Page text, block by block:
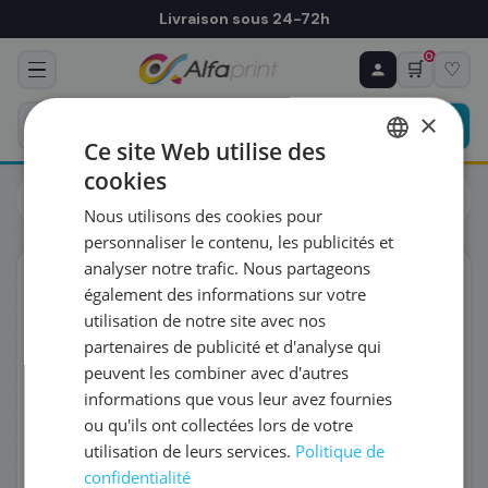
Livraison sous 24-72h
🛒
0
♡
Cartouches
Canon
haute capacité, 1 000 pages
ORIGINAL
♻ COMMANDE RÉCURRENTE
Prévoyez & économisez
Programmez votre prochain achat — notre équipe
vous prépare un devis personnalisé
RÉFÉRENCE DU PRODUIT
FRÉQUENCE
QUANTITÉ PAR LIVRAISON
DATE DE PREMIÈRE LIVRAISON SOUHAITÉE
×
Ce site Web utilise des
cookies
Nous utilisons des cookies pour
personnaliser le contenu, les publicités et
analyser notre trafic. Nous partageons
également des informations sur votre
utilisation de notre site avec nos
partenaires de publicité et d'analyse qui
peuvent les combiner avec d'autres
informations que vous leur avez fournies
ou qu'ils ont collectées lors de votre
utilisation de leurs services. Politique de
confidentialité